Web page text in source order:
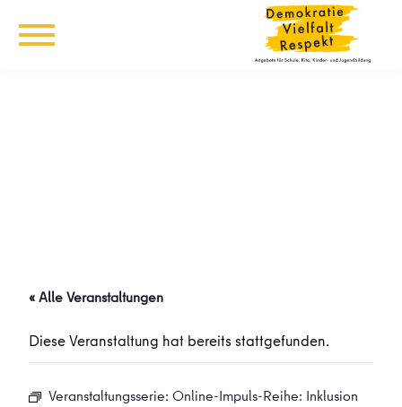
« Alle Veranstaltungen
Diese Veranstaltung hat bereits stattgefunden.
Veranstaltungsserie: Online-Impuls-Reihe: Inklusion